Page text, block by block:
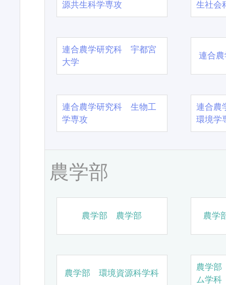
源共生科学専攻
生社会
連合農学研究科 宇都宮
大学
連合
連合農学研究科 生物工
学専攻
連合農
環境学
農学部
農学部 農学部 農学
農学部 環境資源科学科
農学
ム学科